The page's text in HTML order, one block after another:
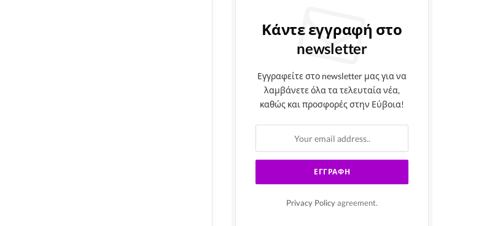
Κάντε εγγραφή στο
newsletter
Εγγραφείτε στο newsletter μας για να
λαμβάνετε όλα τα τελευταία νέα,
καθώς και προσφορές στην Εύβοια!
Privacy Policy agreement.